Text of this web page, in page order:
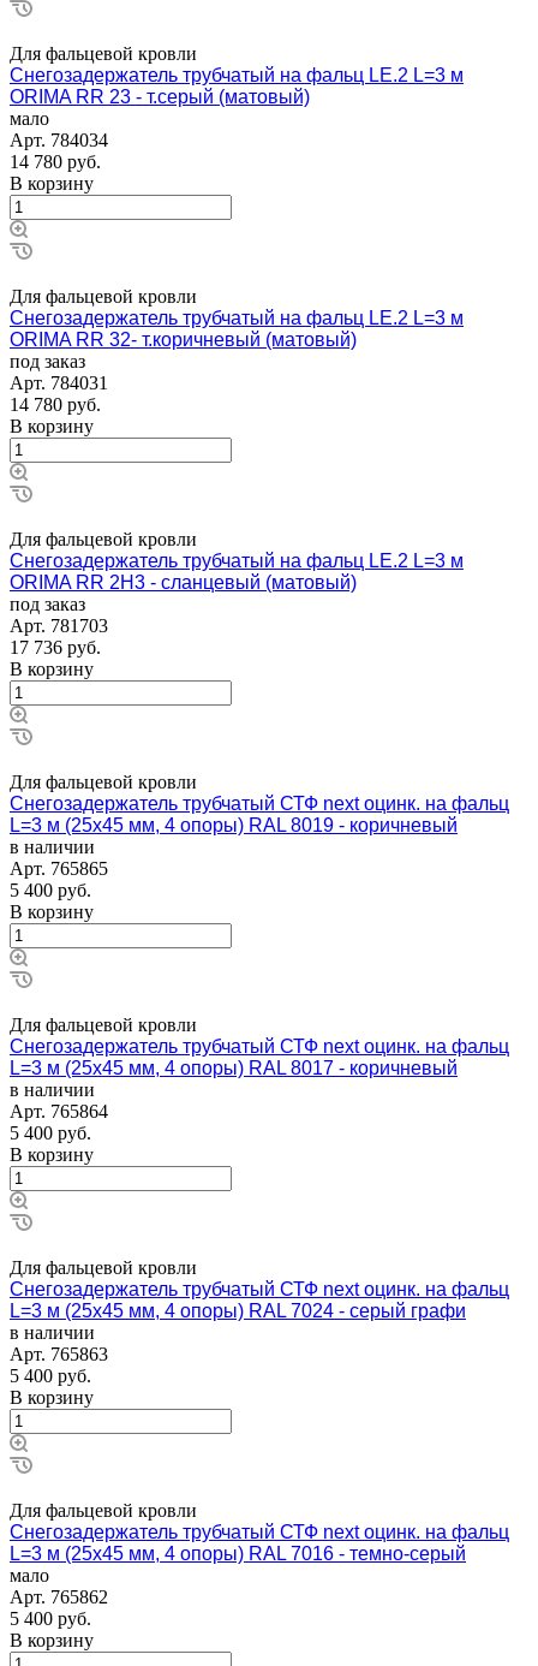
Для фальцевой кровли
Снегозадержатель трубчатый на фальц LE.2 L=3 м
ORIMA RR 23 - т.серый (матовый)
мало
Арт. 784034
14 780 руб.
В корзину
Для фальцевой кровли
Снегозадержатель трубчатый на фальц LE.2 L=3 м
ORIMA RR 32- т.коричневый (матовый)
под заказ
Арт. 784031
14 780 руб.
В корзину
Для фальцевой кровли
Снегозадержатель трубчатый на фальц LE.2 L=3 м
ORIMA RR 2Н3 - сланцевый (матовый)
под заказ
Арт. 781703
17 736 руб.
В корзину
Для фальцевой кровли
Снегозадержатель трубчатый СТФ next оцинк. на фальц
L=3 м (25х45 мм, 4 опоры) RAL 8019 - коричневый
в наличии
Арт. 765865
5 400 руб.
В корзину
Для фальцевой кровли
Снегозадержатель трубчатый СТФ next оцинк. на фальц
L=3 м (25х45 мм, 4 опоры) RAL 8017 - коричневый
в наличии
Арт. 765864
5 400 руб.
В корзину
Для фальцевой кровли
Снегозадержатель трубчатый СТФ next оцинк. на фальц
L=3 м (25х45 мм, 4 опоры) RAL 7024 - серый графи
в наличии
Арт. 765863
5 400 руб.
В корзину
Для фальцевой кровли
Снегозадержатель трубчатый СТФ next оцинк. на фальц
L=3 м (25х45 мм, 4 опоры) RAL 7016 - темно-серый
мало
Арт. 765862
5 400 руб.
В корзину